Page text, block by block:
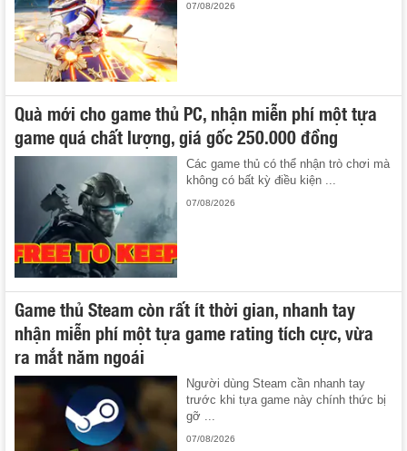
07/08/2026
Quà mới cho game thủ PC, nhận miễn phí một tựa
game quá chất lượng, giá gốc 250.000 đồng
Các game thủ có thể nhận trò chơi mà
không có bất kỳ điều kiện ...
07/08/2026
Game thủ Steam còn rất ít thời gian, nhanh tay
nhận miễn phí một tựa game rating tích cực, vừa
ra mắt năm ngoái
Người dùng Steam cần nhanh tay
trước khi tựa game này chính thức bị
gỡ ...
07/08/2026